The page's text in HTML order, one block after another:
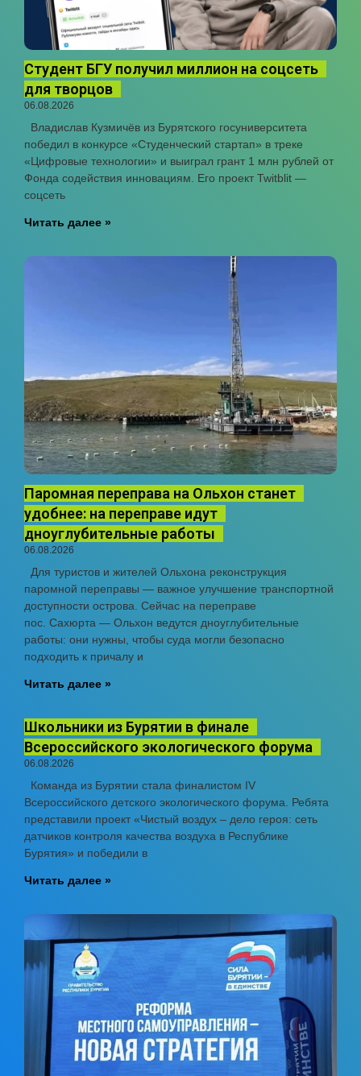
Студент БГУ получил миллион на соцсеть
для творцов
06.08.2026
Владислав Кузмичёв из Бурятского госуниверситета
победил в конкурсе «Студенческий стартап» в треке
«Цифровые технологии» и выиграл грант 1 млн рублей от
Фонда содействия инновациям. Его проект Twitblit —
соцсеть
Читать далее »
Паромная переправа на Ольхон станет
удобнее: на переправе идут
дноуглубительные работы
06.08.2026
Для туристов и жителей Ольхона реконструкция
паромной переправы — важное улучшение транспортной
доступности острова. Сейчас на переправе
пос. Сахюрта — Ольхон ведутся дноуглубительные
работы: они нужны, чтобы суда могли безопасно
подходить к причалу и
Читать далее »
Школьники из Бурятии в финале
Всероссийского экологического форума
06.08.2026
Команда из Бурятии стала финалистом IV
Всероссийского детского экологического форума. Ребята
представили проект «Чистый воздух – дело героя: сеть
датчиков контроля качества воздуха в Республике
Бурятия» и победили в
Читать далее »